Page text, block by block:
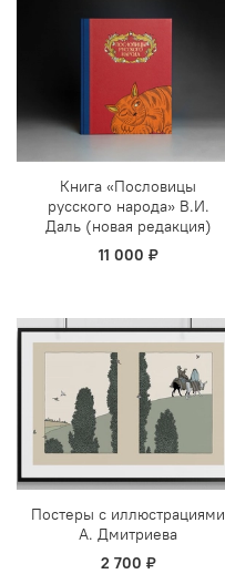
Книга «Пословицы
русского народа» В.И.
Даль (новая редакция)
11 000 ₽
Постеры с иллюстрациями
А. Дмитриева
2 700 ₽